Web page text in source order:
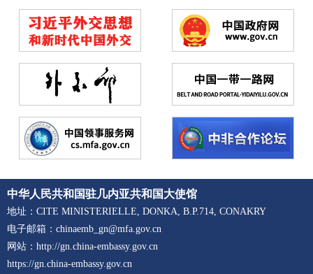
中华人民共和国驻几内亚共和国大使馆
地址：CITE MINISTERIELLE, DONKA, B.P.714, CONAKRY
电子邮箱：chinaemb_gn@mfa.gov.cn
网站：http://gn.china-embassy.gov.cn
https://gn.china-embassy.gov.cn